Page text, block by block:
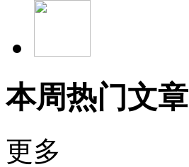
本周热门文章
更多